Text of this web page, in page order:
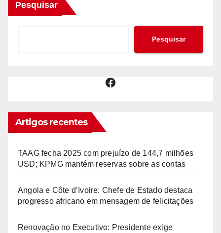
Pesquisar
Pesquisar
Facebook
Artigos recentes
TAAG fecha 2025 com prejuízo de 144,7 milhões
USD; KPMG mantém reservas sobre as contas
Angola e Côte d’Ivoire: Chefe de Estado destaca
progresso africano em mensagem de felicitações
Renovação no Executivo: Presidente exige